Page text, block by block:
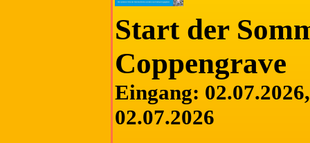
Start der
Coppengrave
Eingang:
02.07.2026